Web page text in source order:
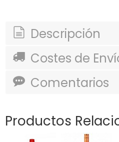
Descripción
Costes de
Comentarios
Productos